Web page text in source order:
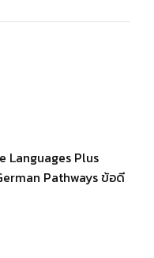
Languages Plus
Pathways ข้อดี